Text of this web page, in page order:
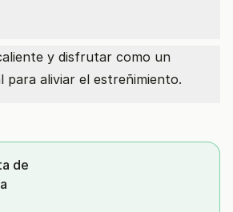
y disfrutar como un
para aliviar el estreñimiento.
de